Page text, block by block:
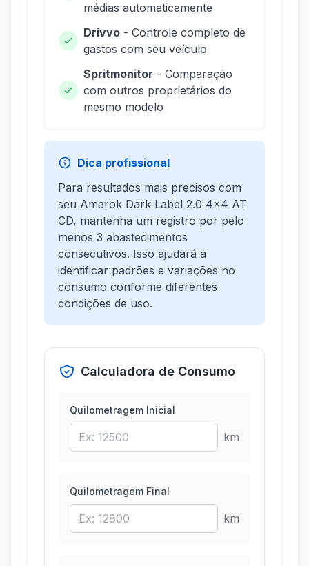
médias automaticamente
Drivvo - Controle completo de
gastos com seu veículo
Spritmonitor - Comparação
com outros proprietários do
mesmo modelo
Dica profissional
Para resultados mais precisos com
seu Amarok Dark Label 2.0 4x4 AT
CD, mantenha um registro por pelo
menos 3 abastecimentos
consecutivos. Isso ajudará a
identificar padrões e variações no
consumo conforme diferentes
condições de uso.
Calculadora de Consumo
Quilometragem Inicial
km
Quilometragem Final
km